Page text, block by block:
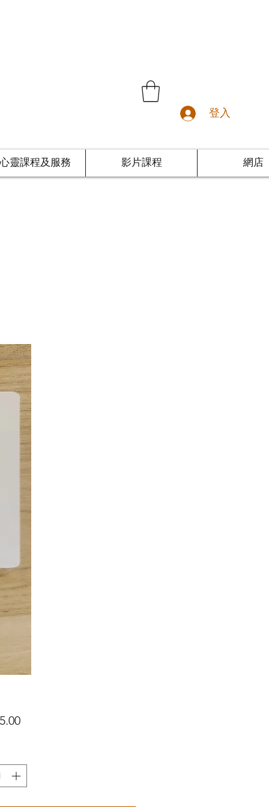
登入
靈課程及服務 影片課程 網店
價